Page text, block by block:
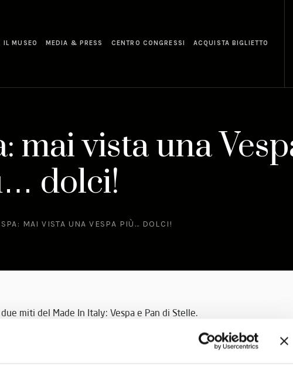
IL MUSEO MEDIA & PRESS CENTRO CONGRESSI ACQUISTA BIGLIETTO
mai vista una
dolci!
MAI VISTA UNA VESPA PIÙ… DOLCI!
miti del Made In Italy: Vespa e Pan di Stelle.